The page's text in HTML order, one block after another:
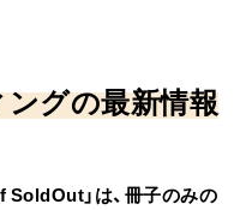
グの最新情報
」は、冊子のみの